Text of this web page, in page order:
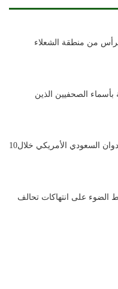
من منطقة الشعلاء
بأسماء الصحفيين الذين
عين الإنسانية: ضحايا العدوان السعودي الأمريكي خلال10
الضوء على انتهاكات تحالف